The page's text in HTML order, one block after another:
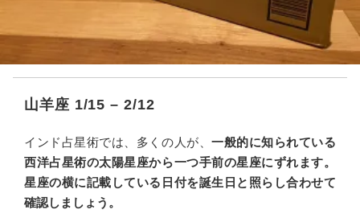
山羊座 1/15 – 2/12
インド占星術では、多くの人が、一般的に知られている
西洋占星術の太陽星座から一つ手前の星座にずれます。
星座の横に記載している日付を誕生日と照らし合わせて
確認しましょう。